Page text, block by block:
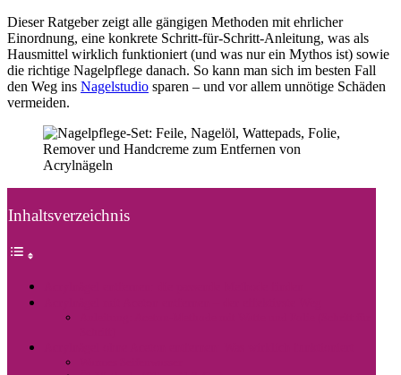
Dieser Ratgeber zeigt alle gängigen Methoden mit ehrlicher
Einordnung, eine konkrete Schritt-für-Schritt-Anleitung, was als
Hausmittel wirklich funktioniert (und was nur ein Mythos ist) sowie
die richtige Nagelpflege danach. So kann man sich im besten Fall
den Weg ins Nagelstudio sparen – und vor allem unnötige Schäden
vermeiden.
Inhaltsverzeichnis